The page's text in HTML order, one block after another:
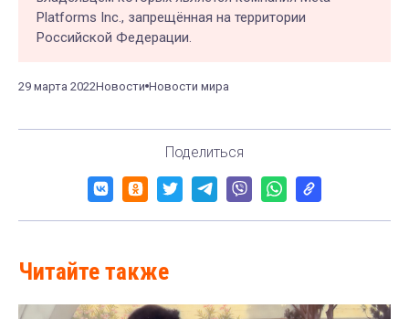
Platforms Inc., запрещённая на территории
Российской Федерации.
29 марта 2022Новости Новости мира
Поделиться
Читайте также